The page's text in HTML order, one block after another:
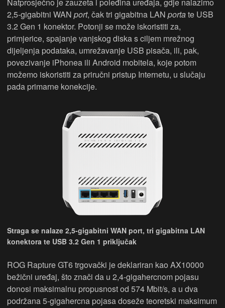
2,5-gigabitni WAN port, čak tri gigabitna LAN portate USB
3.2 Gen 1 konektor. Potonji se može iskoristiti za,
primjerice, spajanje vanjskog diska s ciljem mrežnog
dijeljenja podataka, umrežavanje USB pisača, ili, pak,
povezivanje iPhonea ili Android mobitela, koje potom
možemo iskoristiti za priručni pristup Internetu, u slučaju
pada primarne konekcije.
Straga se nalaze 2,5-gigabitni WAN port, tri gigabitna LAN
konektora te USB 3.2 Gen 1 priključak
ROG Rapture GT6 trgovački je deklariran kao AX10000
bežični uređaj, što znači da u 2,4-gigahercnom pojasu
donosi maksimalnu propusnost od 574 Mbit/s, a u dva
podržana 5-gigahercna pojasa doseže teoretski maksimum